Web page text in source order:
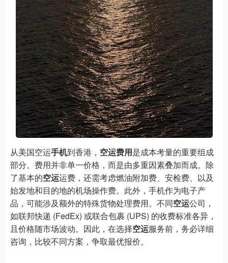
从美国空运手机到香港， 空运费用是成本考量的重要组成
部分。费用并非单一价格，而是由多重因素叠加而成。除
了基本的空运运费，还需考虑燃油附加费、安检费、以及
始发地和目的地的机场操作费。此外，手机作为电子产
品，可能涉及额外的特殊货物处理费用。不同空运公司，
如联邦快递 (FedEx) 或联合包裹 (UPS) 的收费标准各异，
且价格随市场波动。因此，在选择空运服务前，务必详细
咨询，比较不同方案，争取最优报价。